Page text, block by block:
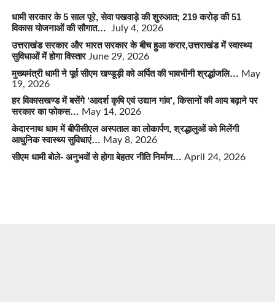
धामी सरकार के 5 साल पूरे, सेवा पखवाड़े की शुरुआत; 219 करोड़ की 51
विकास योजनाओं की सौगात… July 4, 2026
उत्तराखंड सरकार और भारत सरकार के बीच हुआ करार,उत्तराखंड में स्वास्थ्य
सुविधाओं में होगा विस्तार June 29, 2026
मुख्यमंत्री धामी ने पूर्व सीएम खण्डूड़ी को अर्पित की भावभीनी श्रद्धांजलि… May
19, 2026
हर विकासखण्ड में बसेंगे ‘आदर्श कृषि एवं उद्यान गांव’, किसानों की आय बढ़ाने पर
सरकार का फोकस… May 14, 2026
केदारनाथ धाम में बीपीसीएल अस्पताल का लोकार्पण, श्रद्धालुओं को मिलेंगी
आधुनिक स्वास्थ्य सुविधाएं… May 8, 2026
सीएम धामी बोले- अनुभवों से होगा बेहतर नीति निर्माण… April 24, 2026